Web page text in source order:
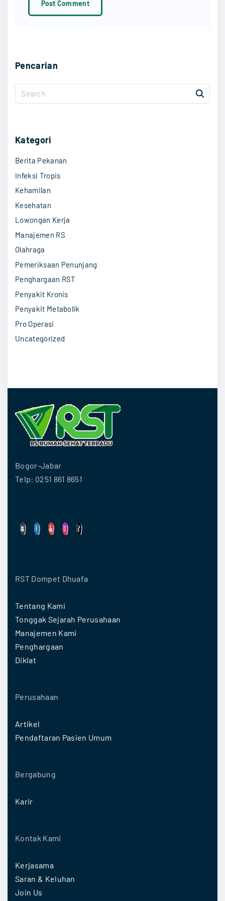
Pencarian
e
Kategori
Berita Pekanan
Infeksi Tropis
Kehamilan
Kesehatan
Lowongan Kerja
Manajemen RS
Olahraga
Pemeriksaan Penunjang
Penghargaan RST
Penyakit Kronis
Penyakit Metabolik
Pro Operasi
Uncategorized
Bogor-Jabar
Telp: 0251 861 8651
RST Dompet Dhuafa
Tentang Kami
Tonggak Sejarah Perusahaan
Manajemen Kami
Penghargaan
Diklat
Perusahaan
Artikel
Pendaftaran Pasien Umum
Bergabung
Karir
Kontak Kami
Kerjasama
Saran & Keluhan
Join Us